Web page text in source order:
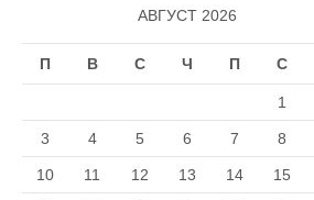
АВГУСТ 2026
П В С Ч П С
1
3 4 5 6 7 8
10 11 12 13 14 15